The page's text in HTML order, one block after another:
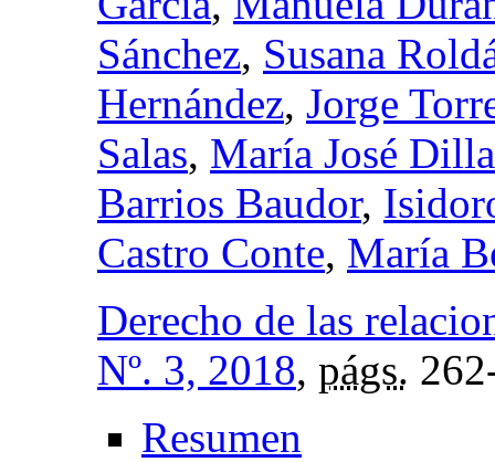
Sánchez, Susana
Hernández, Jorge
Salas, María José
Barrios Baudor,
Castro Conte, María
Derecho de las
Nº. 3, 2018, págs.
Resumen